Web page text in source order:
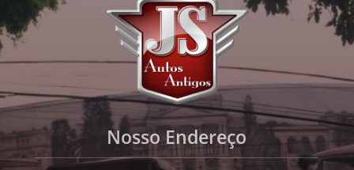
Nosso Endereço